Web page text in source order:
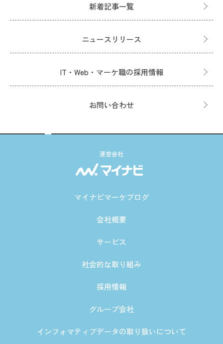
新着記事一覧
ニュースリリース
IT・Web・マーケ職の採用情報
お問い合わせ
運営会社
マイナビマーケブログ
会社概要
サービス
社会的な取り組み
採用情報
グループ会社
インフォマティブデータの取り扱いについて